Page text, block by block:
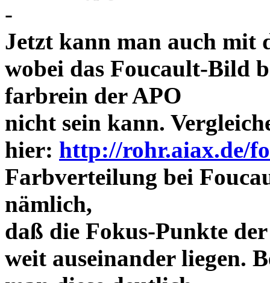
-
Jetzt kann man auch mit
wobei das Foucault-Bild
farbrein der APO
nicht sein kann.
hier: http://rohr.aiax.de/
Farbverteilung bei
nämlich,
daß die Fokus-Punkte
weit auseinander liegen.